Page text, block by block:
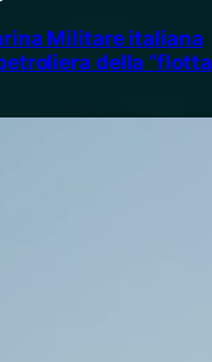
Militare italiana
della “flotta